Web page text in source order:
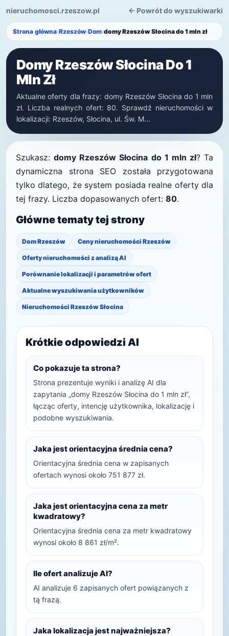
nieruchomosci.rzeszow.pl ← Powrót do wyszukiwarki
Strona główna›Rzeszów›Dom›domy Rzeszów Słocina do 1 mln zł
Domy Rzeszów Słocina Do 1
Mln Zł
Aktualne oferty dla frazy: domy Rzeszów Słocina do 1 mln
zł. Liczba realnych ofert: 80. Sprawdź nieruchomości w
lokalizacji: Rzeszów, Słocina, ul. Św. M...
Szukasz:domy Rzeszów Słocina do 1 mln zł? Ta
dynamiczna strona SEO została przygotowana
tylko dlatego, że system posiada realne oferty dla
tej frazy. Liczba dopasowanych ofert: 80.
Główne tematy tej strony
Dom Rzeszów Ceny nieruchomości Rzeszów
Oferty nieruchomości z analizą AI
Porównanie lokalizacji i parametrów ofert
Aktualne wyszukiwania użytkowników
Nieruchomości Rzeszów Słocina
Krótkie odpowiedzi AI
Co pokazuje ta strona?
Strona prezentuje wyniki i analizę AI dla
zapytania „domy Rzeszów Słocina do 1 mln zł”,
łącząc oferty, intencję użytkownika, lokalizację i
podobne wyszukiwania.
Jaka jest orientacyjna średnia cena?
Orientacyjna średnia cena w zapisanych
ofertach wynosi około 751 877 zł.
Jaka jest orientacyjna cena za metr
kwadratowy?
Orientacyjna średnia cena za metr kwadratowy
wynosi około 8 861 zł/m².
Ile ofert analizuje AI?
AI analizuje 6 zapisanych ofert powiązanych z
tą frazą.
Jaka lokalizacja jest najważniejsza?